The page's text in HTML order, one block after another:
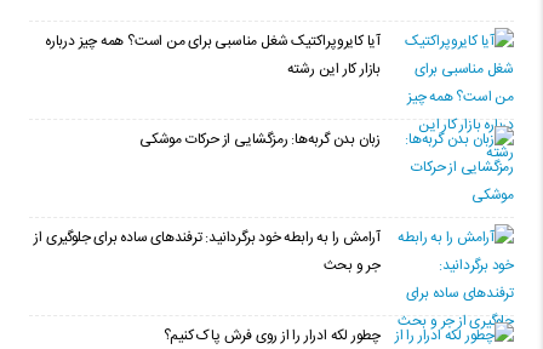
آیا کایروپراکتیک شغل مناسبی برای من است؟ همه چیز درباره
بازار کار این رشته
زبان بدن گربه‌ها: رمزگشایی از حرکات موشکی
آرامش را به رابطه خود برگردانید: ترفندهای ساده برای جلوگیری از
جر و بحث
چطور لکه ادرار را از روی فرش پاک کنیم؟